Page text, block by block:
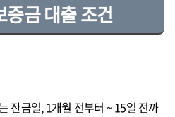
증금 대출 조건
잔금일, 1개월 전부터 ~ 15일 전까